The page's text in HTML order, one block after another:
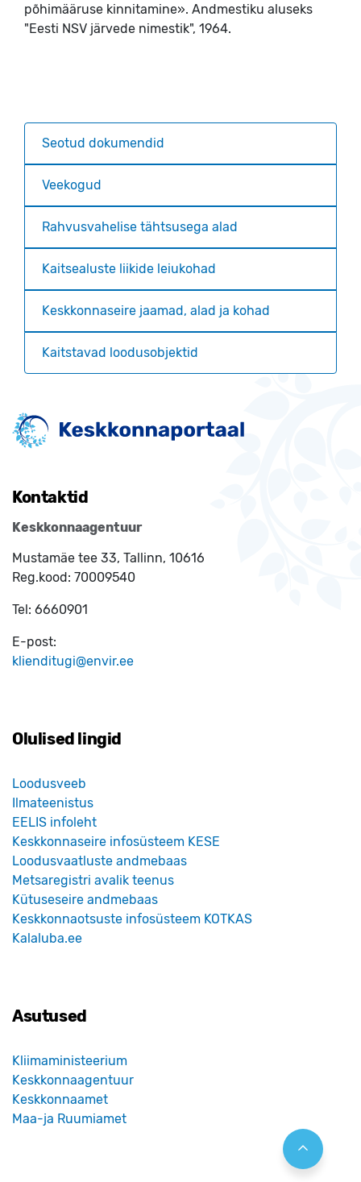
põhimääruse kinnitamine». Andmestiku aluseks
"Eesti NSV järvede nimestik", 1964.
Seotud dokumendid
Veekogud
Rahvusvahelise tähtsusega alad
Kaitsealuste liikide leiukohad
Keskkonnaseire jaamad, alad ja kohad
Kaitstavad loodusobjektid
Kontaktid
Keskkonnaagentuur
Mustamäe tee 33, Tallinn, 10616
Reg.kood: 70009540
Tel: 6660901
E-post:
klienditugi@envir.ee
Olulised lingid
Loodusveeb
Ilmateenistus
EELIS infoleht
Keskkonnaseire infosüsteem KESE
Loodusvaatluste andmebaas
Metsaregistri avalik teenus
Kütuseseire andmebaas
Keskkonnaotsuste infosüsteem KOTKAS
Kalaluba.ee
Asutused
Kliimaministeerium
Keskkonnaagentuur
Keskkonnaamet
Maa-ja Ruumiamet